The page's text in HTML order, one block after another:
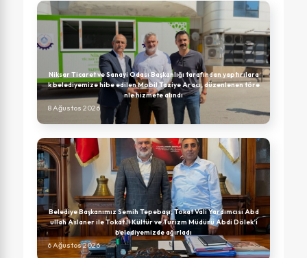
Niksar Ticaret ve Sanayi Odası Başkanlığı tarafından yaptırılara
k belediyemize hibe edilen Mobil Taziye Aracı, düzenlenen töre
nle hizmete alındı
8 Ağustos 2026
Belediye Başkanımız Semih Tepebaşı, Tokat Vali Yardımcısı Abd
ullah Aslaner ile Tokat İl Kültür ve Turizm Müdürü Abdi Dölek’i
belediyemizde ağırladı
6 Ağustos 2026